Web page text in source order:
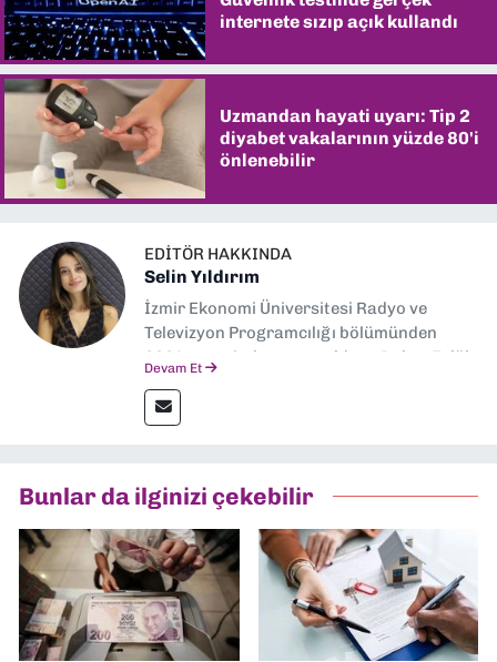
internete sızıp açık kullandı
Uzmandan hayati uyarı: Tip 2
diyabet vakalarının yüzde 80'i
önlenebilir
EDITÖR HAKKINDA
Selin Yıldırım
İzmir Ekonomi Üniversitesi Radyo ve
Televizyon Programcılığı bölümünden
2024 senesinde mezun oldum. Dokuz Eylül
editörlük görevini de üstleniyorum.
Devam Et
Bunlar da ilginizi çekebilir